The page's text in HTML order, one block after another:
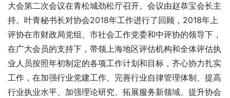
大会第二次会议在青松城劲松厅召开。会议由赵恭宝会长主
持。叶青秘书长对协会2018年工作进行了回顾，2018年上
评协在市财政局党组、市社会工作党委和中评协的领导下，
在广大会员的支持下，带领上海地区评估机构和全体评估执
业人员按照年初制定的各项工作计划和目标，齐心协力扎实
工作，在加强行业党建工作、完善行业自律管理体制、提高
行业执业水平、加强理论研究、拓展服务新领域、提升协会